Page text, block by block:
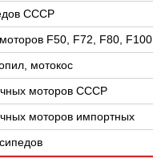
СССР
F50, F72, F80, F100,
мотокос
моторов СССР
моторов импортных